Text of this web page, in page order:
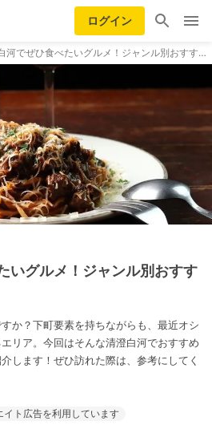
ログイン
河でぜひ食べたいグルメ！ジャンル別おすす…
いグルメ！ジャンル別おすす
か？下町要素を持ちながらも、最近オシ
リア。今回はそんな清澄白河でおすすめ
します！ぜひ訪れた際は、参考にしてく
ト広告を利用しています